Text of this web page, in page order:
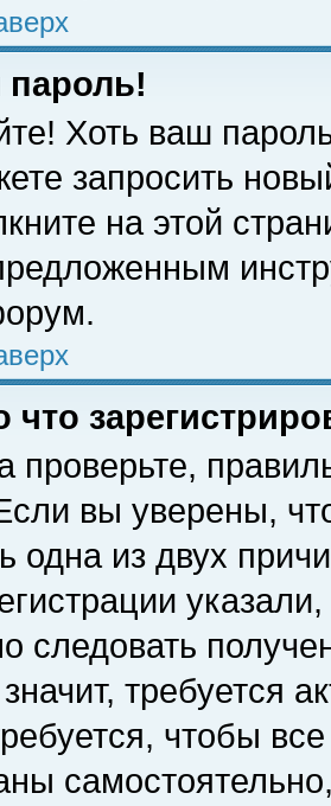
Хоть ваш
запросить
на этой
что
проверьте,
вы уверены,
одна из двух
следовать
требуется
чтобы